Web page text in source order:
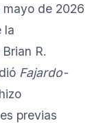
mayo de 2026
la
R.
Fajardo-
previas